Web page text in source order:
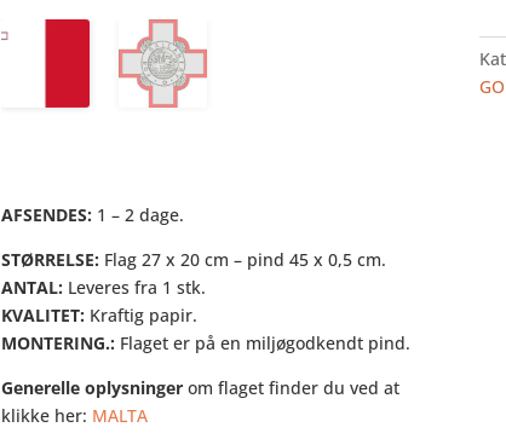
AFSENDES: 1 – 2 dage.
STØRRELSE: Flag 27 x 20 cm – pind 45 x 0,5 cm.
ANTAL: Leveres fra 1 stk.
KVALITET: Kraftig papir.
MONTERING.: Flaget er på en miljøgodkendt pind.
Generelle oplysninger om flaget finder du ved at
klikke her: MALTA
I